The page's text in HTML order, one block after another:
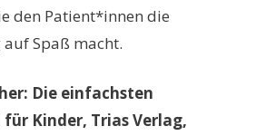
den Patient*innen die
Spaß macht.
Die einfachsten
Kinder, Trias Verlag,